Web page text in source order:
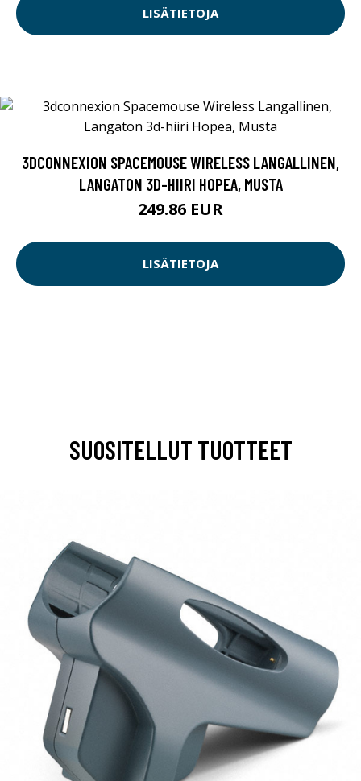
LISÄTIETOJA
3DCONNEXION SPACEMOUSE WIRELESS LANGALLINEN,
LANGATON 3D-HIIRI HOPEA, MUSTA
249.86 EUR
LISÄTIETOJA
SUOSITELLUT TUOTTEET